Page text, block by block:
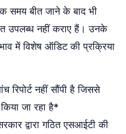
समय बीत जाने के बाद भी
उपलब्ध नहीं कराए हैं। उनके
में विशेष ऑडिट की प्रक्रिया
नहीं सौंपी है जिससे
जा रहा है*
द्वारा गठित एसआईटी की